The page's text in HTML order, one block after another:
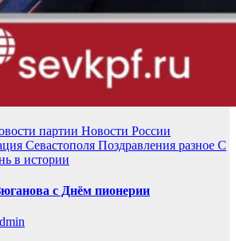
партии Новости России
Севастополя Поздравления разное С
в истории
с Днём пионерии